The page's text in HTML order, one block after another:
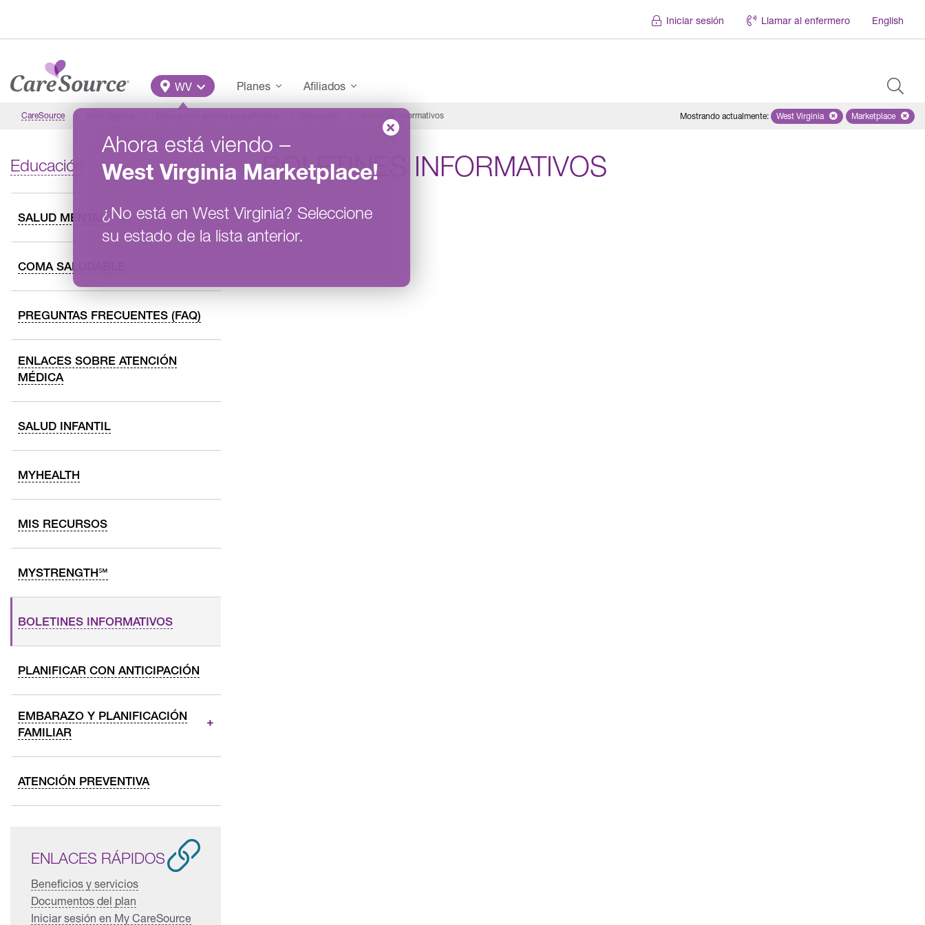
Iniciar sesión Llamar al enfermero English
Main Menu
WV
Ahora está viendo –
West Virginia Marketplace!
¿No está en West Virginia? Seleccione
su estado de la lista anterior.
Planes Afiliados
CareSource Boletines informativos Mostrando actualmente: Remove selected state 'West
West Virginia Remove
Marketplace
Educación
SALUD MENTAL
COMA SALUDABLE
PREGUNTAS FRECUENTES (FAQ)
ENLACES SOBRE ATENCIÓN
MÉDICA
SALUD INFANTIL
MYHEALTH
MIS RECURSOS
MYSTRENGTH℠
BOLETINES INFORMATIVOS
PLANIFICAR CON ANTICIPACIÓN
EMBARAZO Y PLANIFICACIÓN
FAMILIAR
ATENCIÓN PREVENTIVA
ENLACES RÁPIDOS
Beneficios y servicios
Documentos del plan
Iniciar sesión en My CareSource
BOLETINES INFORMATIVOS